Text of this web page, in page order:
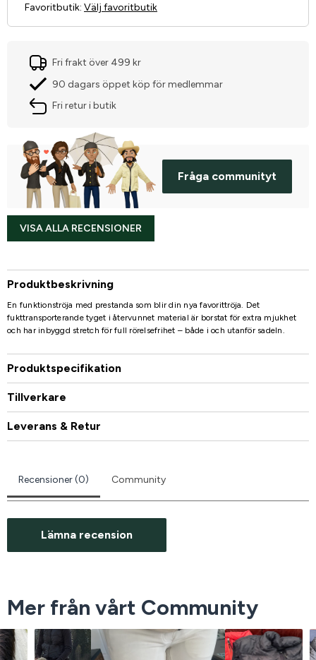
Favoritbutik: Välj favoritbutik
Fri frakt över 499 kr
90 dagars öppet köp för medlemmar
Fri retur i butik
Fråga communityt
VISA ALLA RECENSIONER
Produktbeskrivning
En funktionströja med prestanda som blir din nya favorittröja. Det
fukttransporterande tyget i återvunnet material är borstat för extra mjukhet
och har inbyggd stretch för full rörelsefrihet – både i och utanför sadeln.
Produktspecifikation
Tillverkare
Leverans & Retur
Recensioner (0) Community
Lämna recension
Mer från vårt Community